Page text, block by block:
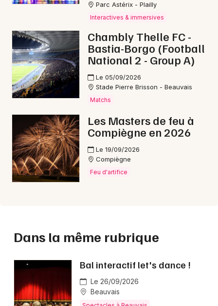
Parc Astérix - Plailly
Interactives & immersives
Chambly Thelle FC -
Bastia-Borgo (Football
National 2 - Group A)
Le 05/09/2026
Stade Pierre Brisson - Beauvais
Matchs
Les Masters de feu à
Compiègne en 2026
Le 19/09/2026
Compiègne
Feu d'artifice
Dans la même rubrique
Bal interactif let's dance !
Le 26/09/2026
Beauvais